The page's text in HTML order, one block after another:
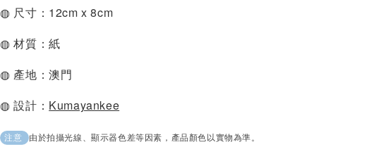
◍ 尺寸：12cm x 8cm
◍ 材質：紙
◍ 產地：澳門
◍ 設計： Kumayankee
注意 由於拍攝光線、顯示器色差等因素，產品顏色以實物為準。